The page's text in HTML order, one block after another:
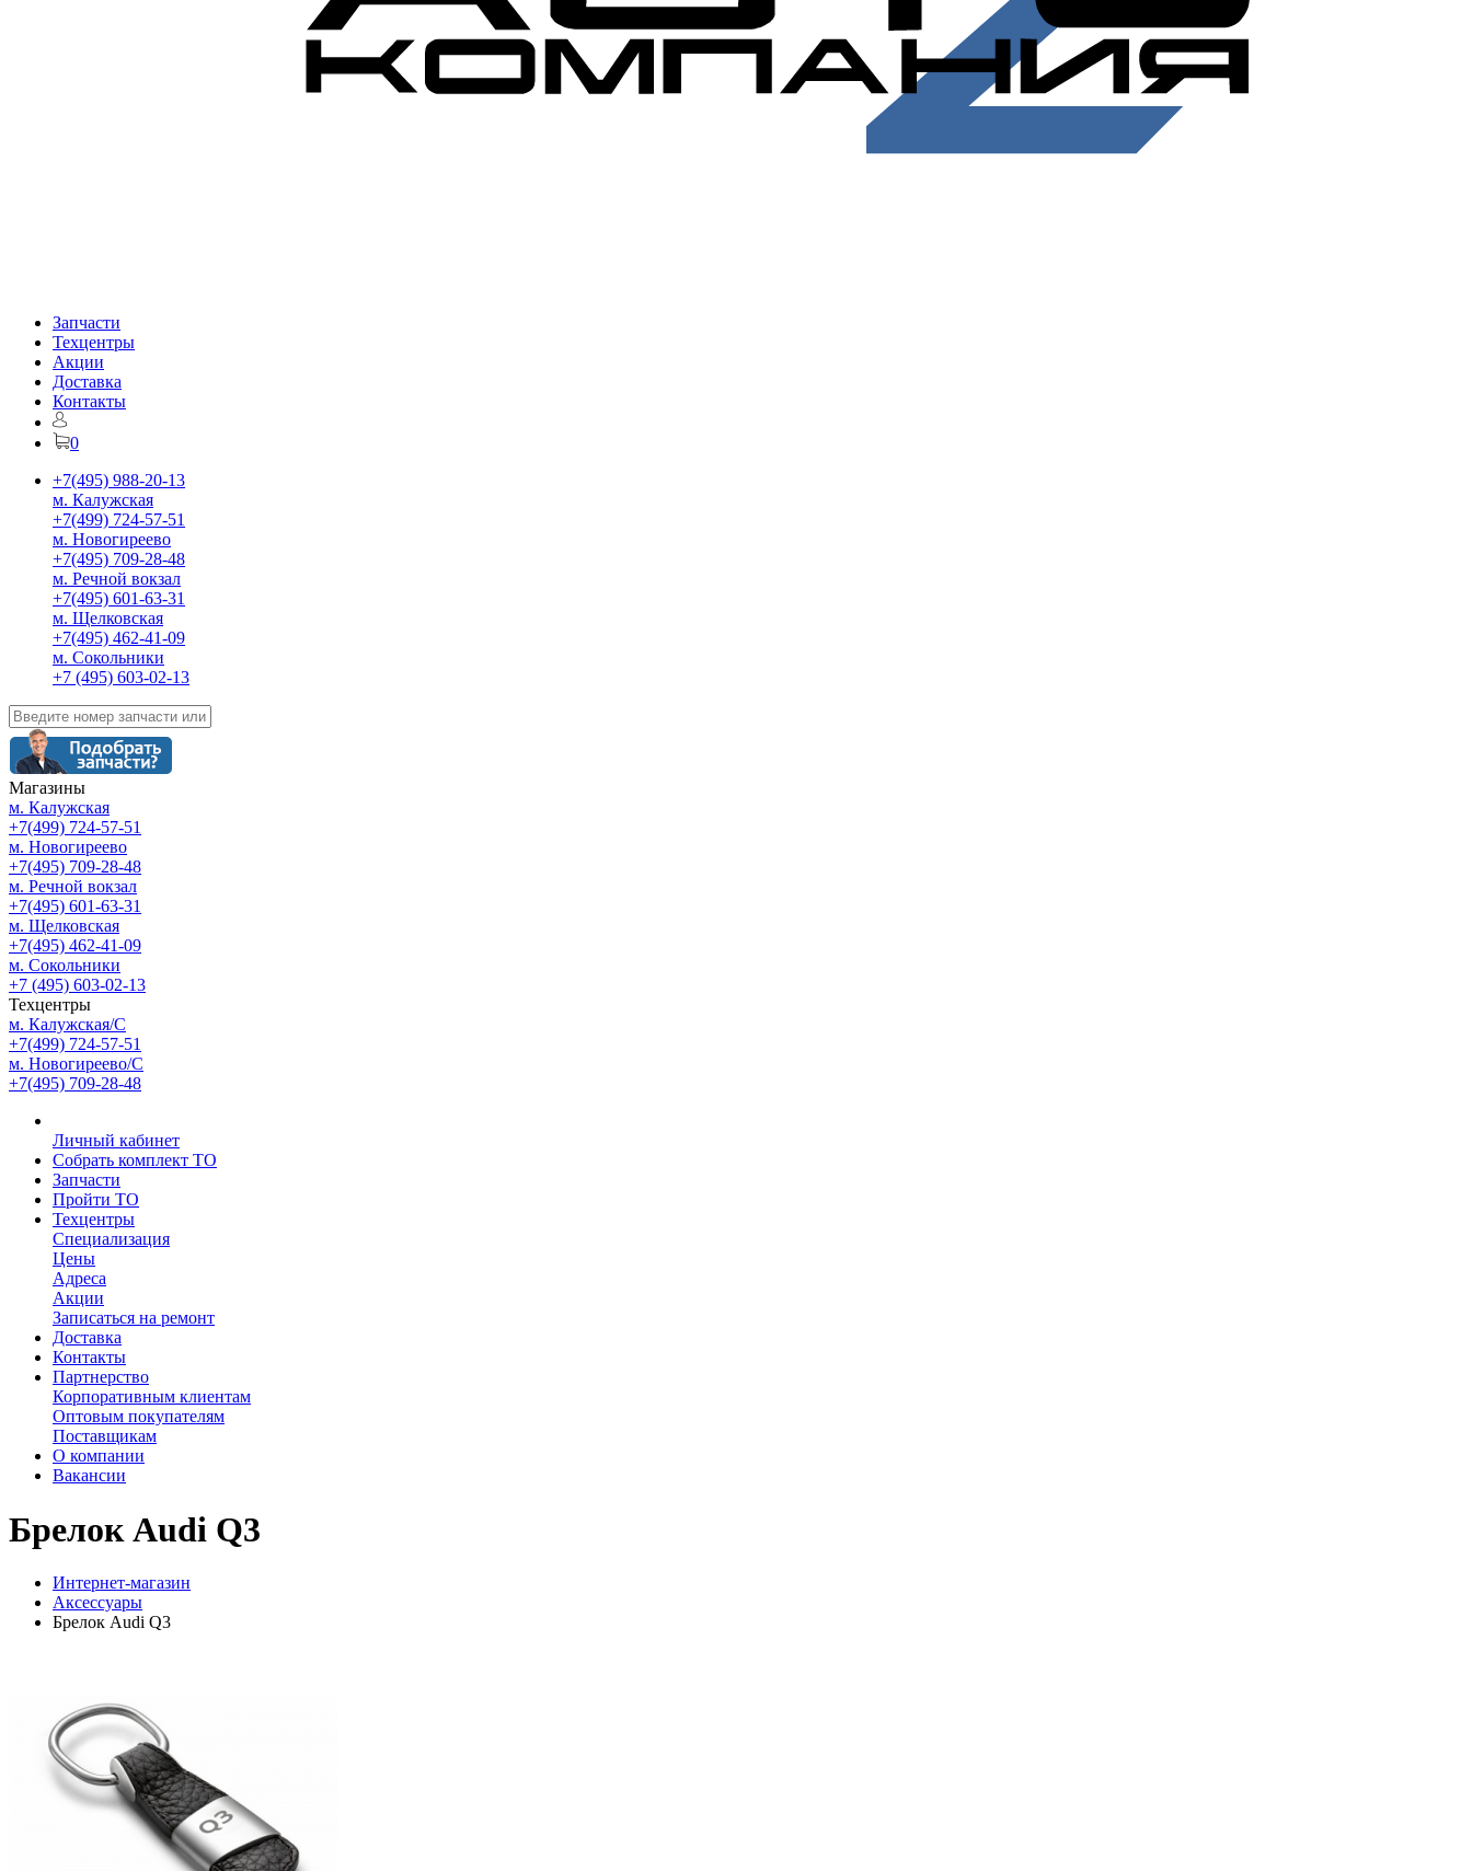
Запчасти
Техцентры
Акции
Доставка
Контакты
0
+7(495) 988-20-13
м. Калужская
+7(499) 724-57-51
м. Новогиреево
+7(495) 709-28-48
м. Речной вокзал
+7(495) 601-63-31
м. Щелковская
+7(495) 462-41-09
м. Сокольники
+7 (495) 603-02-13
Магазины
м. Калужская
+7(499) 724-57-51
м. Новогиреево
+7(495) 709-28-48
м. Речной вокзал
+7(495) 601-63-31
м. Щелковская
+7(495) 462-41-09
м. Сокольники
+7 (495) 603-02-13
Техцентры
м. Калужская/С
+7(499) 724-57-51
м. Новогиреево/С
+7(495) 709-28-48
Личный кабинет
Собрать комплект ТО
Запчасти
Пройти ТО
Техцентры
Специализация
Цены
Адреса
Акции
Записаться на ремонт
Доставка
Контакты
Партнерство
Корпоративным клиентам
Оптовым покупателям
Поставщикам
О компании
Вакансии
Брелок Audi Q3
Интернет-магазин
Аксессуары
Брелок Audi Q3